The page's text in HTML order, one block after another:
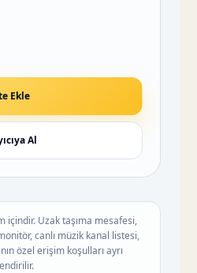
Ekle
Al
içindir. Uzak taşıma mesafesi,
canlı müzik kanal listesi,
özel erişim koşulları ayrı